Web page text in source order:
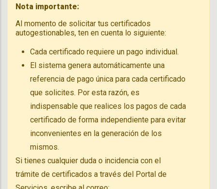
Nota importante:
Al momento de solicitar tus certificados
autogestionables, ten en cuenta lo siguiente:
Cada certificado requiere un pago individual.
El sistema genera automáticamente una
referencia de pago única para cada certificado
que solicites. Por esta razón, es
indispensable que realices los pagos de cada
certificado de forma independiente para evitar
inconvenientes en la generación de los
mismos.
Si tienes cualquier duda o incidencia con el
trámite de certificados a través del Portal de